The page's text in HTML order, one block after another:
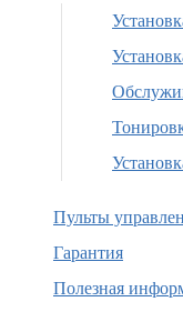
Пульты
Гарантия
Полезная